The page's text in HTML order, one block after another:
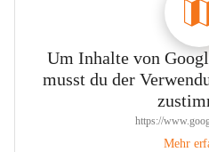
Um Inhalte von
musst du der
https://
Mehr